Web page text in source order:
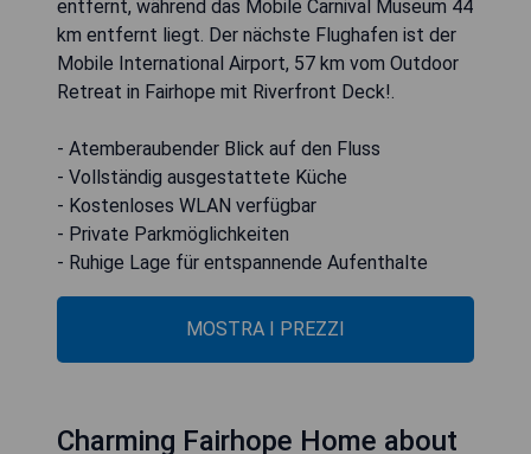
entfernt, während das Mobile Carnival Museum 44
km entfernt liegt. Der nächste Flughafen ist der
Mobile International Airport, 57 km vom Outdoor
Retreat in Fairhope mit Riverfront Deck!.
- Atemberaubender Blick auf den Fluss
- Vollständig ausgestattete Küche
- Kostenloses WLAN verfügbar
- Private Parkmöglichkeiten
- Ruhige Lage für entspannende Aufenthalte
MOSTRA I PREZZI
Charming Fairhope Home about